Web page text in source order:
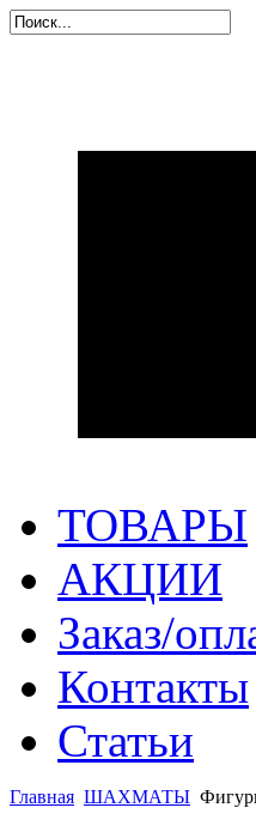
ТОВАРЫ
АКЦИИ
Заказ/
Контакты
Статьи
Главная ШАХМАТЫ